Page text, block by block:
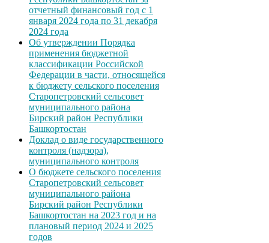
отчетный финансовый год с 1
января 2024 года по 31 декабря
2024 года
Об утверждении Порядка
применения бюджетной
классификации Российской
Федерации в части, относящейся
к бюджету сельского поселения
Старопетровский сельсовет
муниципального района
Бирский район Республики
Башкортостан
Доклад о виде государственного
контроля (надзора),
муниципального контроля
О бюджете сельского поселения
Старопетровский сельсовет
муниципального района
Бирский район Республики
Башкортостан на 2023 год и на
плановый период 2024 и 2025
годов